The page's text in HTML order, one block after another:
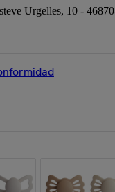
Urgelles, 10 -